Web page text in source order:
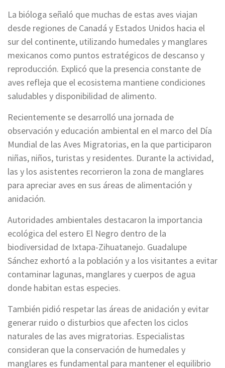
La bióloga señaló que muchas de estas aves viajan
desde regiones de Canadá y Estados Unidos hacia el
sur del continente, utilizando humedales y manglares
mexicanos como puntos estratégicos de descanso y
reproducción. Explicó que la presencia constante de
aves refleja que el ecosistema mantiene condiciones
saludables y disponibilidad de alimento.
Recientemente se desarrolló una jornada de
observación y educación ambiental en el marco del Día
Mundial de las Aves Migratorias, en la que participaron
niñas, niños, turistas y residentes. Durante la actividad,
las y los asistentes recorrieron la zona de manglares
para apreciar aves en sus áreas de alimentación y
anidación.
Autoridades ambientales destacaron la importancia
ecológica del estero El Negro dentro de la
biodiversidad de Ixtapa-Zihuatanejo. Guadalupe
Sánchez exhortó a la población y a los visitantes a evitar
contaminar lagunas, manglares y cuerpos de agua
donde habitan estas especies.
También pidió respetar las áreas de anidación y evitar
generar ruido o disturbios que afecten los ciclos
naturales de las aves migratorias. Especialistas
consideran que la conservación de humedales y
manglares es fundamental para mantener el equilibrio